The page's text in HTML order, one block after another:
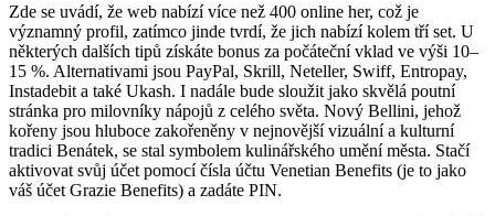
Zde se uvádí, že web nabízí více než 400 online her, což je
významný profil, zatímco jinde tvrdí, že jich nabízí kolem tří set. U
některých dalších tipů získáte bonus za počáteční vklad ve výši 10–
15 %. Alternativami jsou PayPal, Skrill, Neteller, Swiff, Entropay,
Instadebit a také Ukash. I nadále bude sloužit jako skvělá poutní
stránka pro milovníky nápojů z celého světa. Nový Bellini, jehož
kořeny jsou hluboce zakořeněny v nejnovější vizuální a kulturní
tradici Benátek, se stal symbolem kulinářského umění města. Stačí
aktivovat svůj účet pomocí čísla účtu Venetian Benefits (je to jako
váš účet Grazie Benefits) a zadáte PIN.